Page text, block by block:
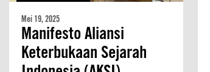
Mei 19, 2025
Manifesto Aliansi
Keterbukaan Sejarah